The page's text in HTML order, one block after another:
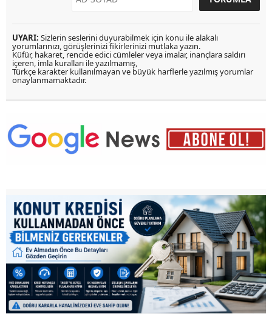
UYARI: Sizlerin seslerini duyurabilmek için konu ile alakalı
yorumlarınızı, görüşlerinizi fikirlerinizi mutlaka yazın.
Küfür, hakaret, rencide edici cümleler veya imalar, inançlara saldırı
içeren, imla kuralları ile yazılmamış,
Türkçe karakter kullanılmayan ve büyük harflerle yazılmış yorumlar
onaylanmamaktadır.